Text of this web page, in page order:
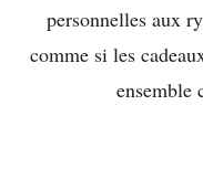
personnelles aux
comme si les
ensemble